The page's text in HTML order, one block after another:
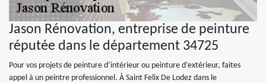
Jason Rénovation, entreprise de peinture
réputée dans le département 34725
Pour vos projets de peinture d’intérieur ou peinture d’extérieur, faites
appel à un peintre professionnel. À Saint Felix De Lodez dans le